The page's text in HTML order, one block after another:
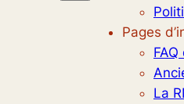
Pages
La